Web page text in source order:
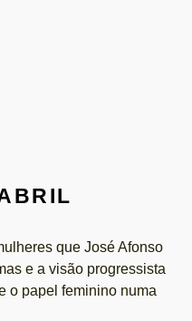
que José Afonso
e a visão progressista
o papel feminino numa